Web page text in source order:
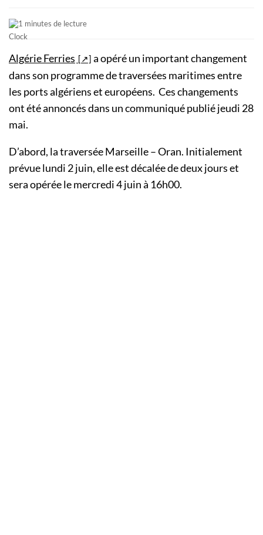
1 minutes de lecture
Algérie Ferries
a opéré un important changement
dans son programme de traversées maritimes entre
les ports algériens et européens. Ces changements
ont été annoncés dans un communiqué publié jeudi 28
mai.
D’abord, la traversée Marseille – Oran. Initialement
prévue lundi 2 juin, elle est décalée de deux jours et
sera opérée le mercredi 4 juin à 16h00.